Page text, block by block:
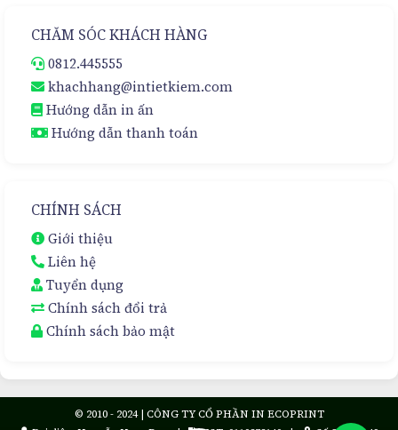
CHĂM SÓC KHÁCH HÀNG
0812.445555
khachhang@intietkiem.com
Hướng dẫn in ấn
Hướng dẫn thanh toán
CHÍNH SÁCH
Giới thiệu
Liên hệ
Tuyển dụng
Chính sách đổi trả
Chính sách bảo mật
© 2010 - 2024 | CÔNG TY CỔ PHẦN IN ECOPRINT